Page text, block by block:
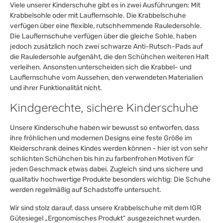
Viele unserer Kinderschuhe gibt es in zwei Ausführungen: Mit
Krabbelsohle oder mit Lauflernsohle. Die Krabbelschuhe
verfügen über eine flexible, rutschhemmende Rauledersohle.
Die Lauflernschuhe verfügen über die gleiche Sohle, haben
jedoch zusätzlich noch zwei schwarze Anti-Rutsch-Pads auf
die Rauledersohle aufgenäht, die den Schühchen weiteren Halt
verleihen. Ansonsten unterscheiden sich die Krabbel- und
Lauflernschuhe vom Aussehen, den verwendeten Materialien
und ihrer Funktionalität nicht.
Kindgerechte, sichere Kinderschuhe
Unsere Kinderschuhe haben wir bewusst so entworfen, dass
ihre fröhlichen und modernen Designs eine feste Größe im
Kleiderschrank deines Kindes werden können - hier ist von sehr
schlichten Schühchen bis hin zu farbenfrohen Motiven für
jeden Geschmack etwas dabei. Zugleich sind uns sichere und
qualitativ hochwertige Produkte besonders wichtig: Die Schuhe
werden regelmäßig auf Schadstoffe untersucht.
Wir sind stolz darauf, dass unsere Krabbelschuhe mit dem IGR
Gütesiegel „Ergonomisches Produkt“ ausgezeichnet wurden.